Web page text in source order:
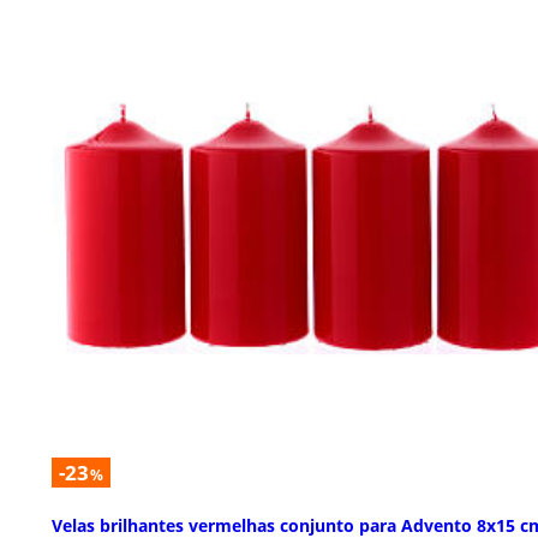
-23%
Velas brilhantes vermelhas conjunto para Advento 8x15